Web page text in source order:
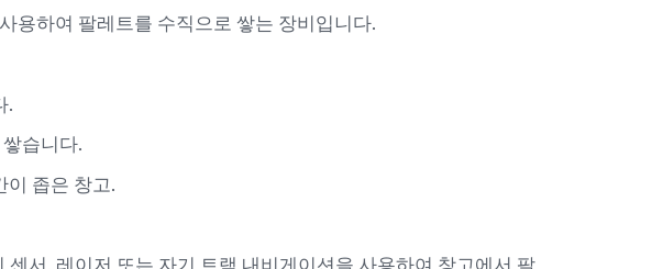
용하여 팔레트를 수직으로 쌓는 장비입니다.
.
습니다.
이 좁은 창고.
센서, 레이저 또는 자기 트랙 내비게이션을 사용하여 창고에서 팔